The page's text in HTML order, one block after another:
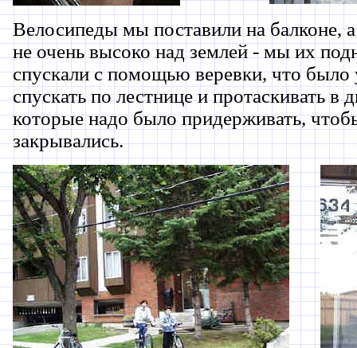
Велосипеды мы поставили на балконе,
не очень высоко над землей - мы их
спускали с помощью веревки, что было
спускать по лестнице и протаскивать в
которые надо было придерживать,
закрывались.